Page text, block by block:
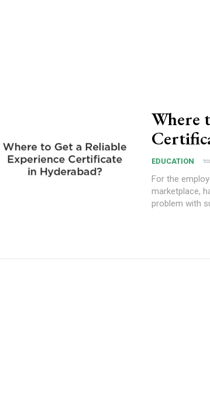
Where
EDUCATION
For the
marketplace,
problem with